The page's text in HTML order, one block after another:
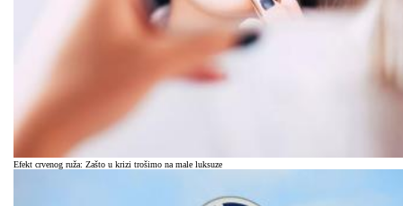
Efekt crvenog ruža: Zašto u krizi trošimo na male luksuze